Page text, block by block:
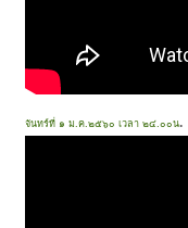
จันทร์ที่ ๑ ม.ค.๒๕๖๐ เวลา ๒๔.๐๐น.